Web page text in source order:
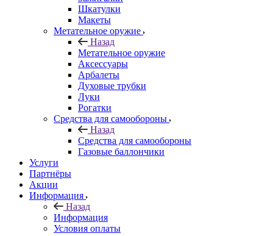
Шкатулки
Макеты
Метательное оружие
Назад
Метательное оружие
Аксессуары
Арбалеты
Духовые трубки
Луки
Рогатки
Средства для самообороны
Назад
Средства для самообороны
Газовые баллончики
Услуги
Партнёры
Акции
Информация
Назад
Информация
Условия оплаты